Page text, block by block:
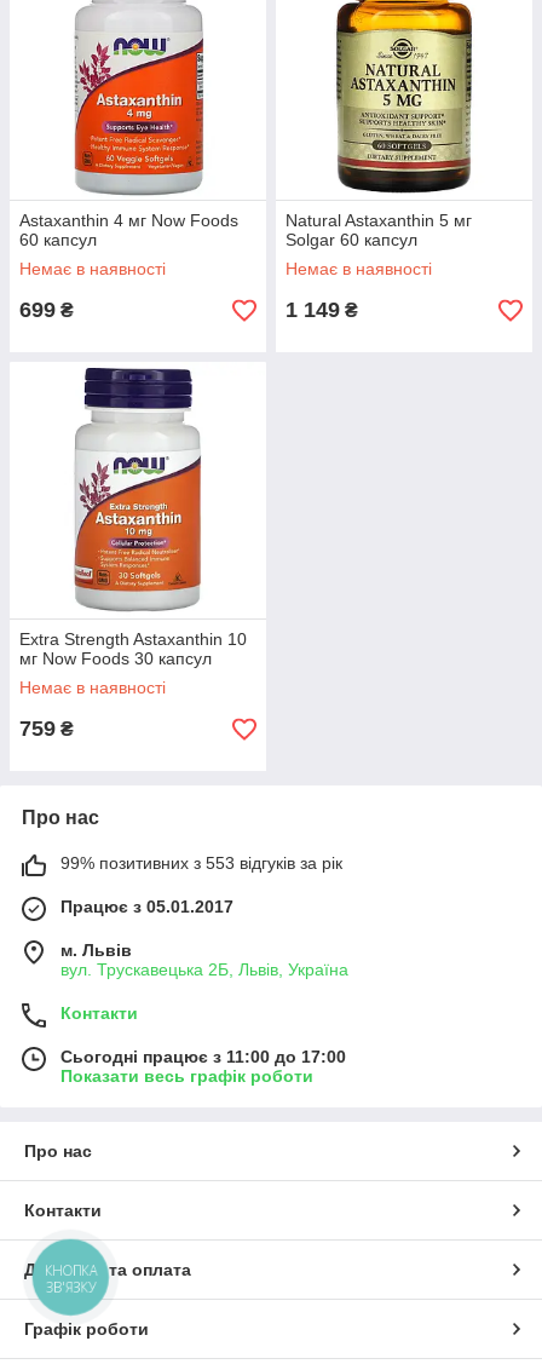
Astaxanthin 4 мг Now Foods
60 капсул
Немає в наявності
699 ₴
Natural Astaxanthin 5 мг
Solgar 60 капсул
Немає в наявності
1 149 ₴
Extra Strength Astaxanthin 10
мг Now Foods 30 капсул
Немає в наявності
759 ₴
Про нас
99% позитивних з 553 відгуків за рік
Працює з 05.01.2017
м. Львів
вул. Трускавецька 2Б, Львів, Україна
Контакти
Сьогодні працює з 11:00 до 17:00
Показати весь графік роботи
Про нас
Контакти
Доставка та оплата
Графік роботи
КНОПКА
ЗВ'ЯЗКУ